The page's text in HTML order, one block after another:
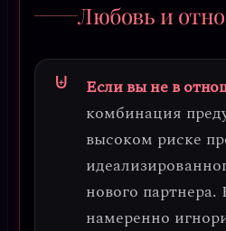
Любовь и
Если вы не в
комбинация
высоком риске
нового партнера.
намеренно